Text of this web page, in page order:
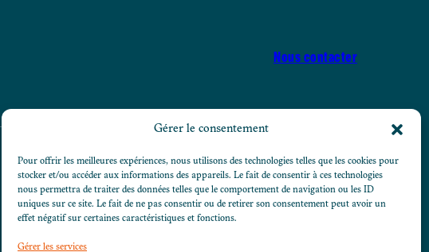
Gérer le consentement
Pour offrir les meilleures expériences, nous utilisons des technologies telles que les cookies pour
stocker et/ou accéder aux informations des appareils. Le fait de consentir à ces technologies
nous permettra de traiter des données telles que le comportement de navigation ou les ID
uniques sur ce site. Le fait de ne pas consentir ou de retirer son consentement peut avoir un
effet négatif sur certaines caractéristiques et fonctions.
Gérer les services
Nous contacter